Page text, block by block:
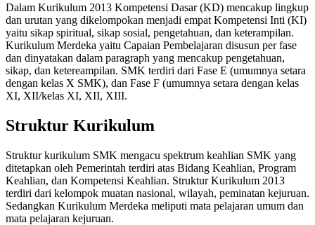
Dalam Kurikulum 2013 Kompetensi Dasar (KD) mencakup lingkup
dan urutan yang dikelompokan menjadi empat Kompetensi Inti (KI)
yaitu sikap spiritual, sikap sosial, pengetahuan, dan keterampilan.
Kurikulum Merdeka yaitu Capaian Pembelajaran disusun per fase
dan dinyatakan dalam paragraph yang mencakup pengetahuan,
sikap, dan ketereampilan. SMK terdiri dari Fase E (umumnya setara
dengan kelas X SMK), dan Fase F (umumnya setara dengan kelas
XI, XII/kelas XI, XII, XIII.
Struktur Kurikulum
Struktur kurikulum SMK mengacu spektrum keahlian SMK yang
ditetapkan oleh Pemerintah terdiri atas Bidang Keahlian, Program
Keahlian, dan Kompetensi Keahlian. Struktur Kurikulum 2013
terdiri dari kelompok muatan nasional, wilayah, peminatan kejuruan.
Sedangkan Kurikulum Merdeka meliputi mata pelajaran umum dan
mata pelajaran kejuruan.